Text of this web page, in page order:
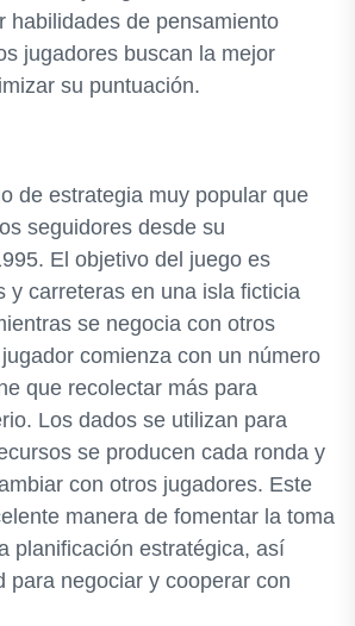
habilidades de pensamiento
jugadores buscan la mejor
su puntuación.
de estrategia muy popular que
seguidores desde su
El objetivo del juego es
y carreteras en una isla ficticia
se negocia con otros
comienza con un número
que recolectar más para
Los dados se utilizan para
se producen cada ronda y
con otros jugadores. Este
manera de fomentar la toma
planificación estratégica, así
para negociar y cooperar con